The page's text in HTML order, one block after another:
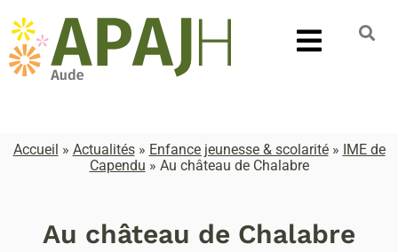
Accueil » Actualités» Enfance jeunesse & scolarité» IME de
Capendu » Au château de Chalabre
Au château de Chalabre